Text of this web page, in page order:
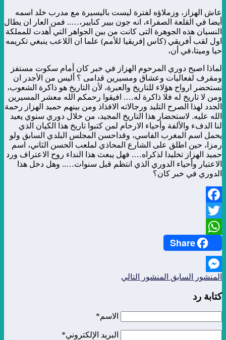
عاش الهزاز، وزملاؤه لفترة ليست باليسيرة مع مدرب خلد اسمه
أيضا في القلعة الصفراء، انه جون بيير كنايير،….. فمن العار ان يطال
النسيان هذه الجوهرة التى كانت من بين الجواهر التي أهدت للمملكة
اول لقب أفريقي (كاس إفريقيا للأمم) علما ان اللاعب ينبغي تكريمه
حيا وميتا،في أن،
لماذا اصبح دوري المرحوم الهزاز في خبر كان أمام سكوت مستفز
ومقرف لفعاليات وعشاق ومسيرين قدامى ؟ أليس من الأجدر ان
نستحضر ارواح هؤلاء للتاريخ والعبرة، لأن التاريخ هو ذاكرة الشعوب،
ومن لا تاريخ له فلا ذاكرة له…. افيقوا رحمكم الله معشر المسيرين
الجدد لهذا الصرح التليد ورجالاته الافذاذ ومن بينهم حميد الهزاز رحمة
الله عليه. لاستحضار هذا التاريخ المجيد، من خلال دوري سنوي يعيد
لنا الدفء والألفة وأحياء الارحام لمن كتبوا تاريخ هذا الكيان الذي
يحمل اسم المغرب الفاسي، وقداحسن المجلس البلدي السابق ولو
رمزا، حين اطلق على الشارع المحاذي لملعب الحسن الثاني، اسم
حميد الهزاز تخليدا لذكراه…. فهل يبعث هذا النداء روح الاعتراف ورد
الاعتبار وأحياء الدوري الذي انتظم قبل سنوات….. وهل دخل هذا
الدوري في خبر كان؟
Facebook
Twitter
WhatsApp
Share
Messenger
المنشور السابق المنشور التالي
كتابة رد
الاسم*
البريد الإلكتروني*